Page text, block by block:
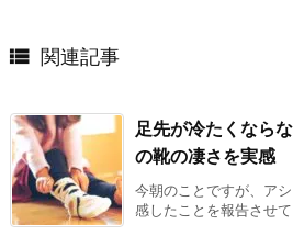
 関連記事
足先が冷たくなら
の靴の凄さを実感
今朝のことですが、ア
感したことを報告させ